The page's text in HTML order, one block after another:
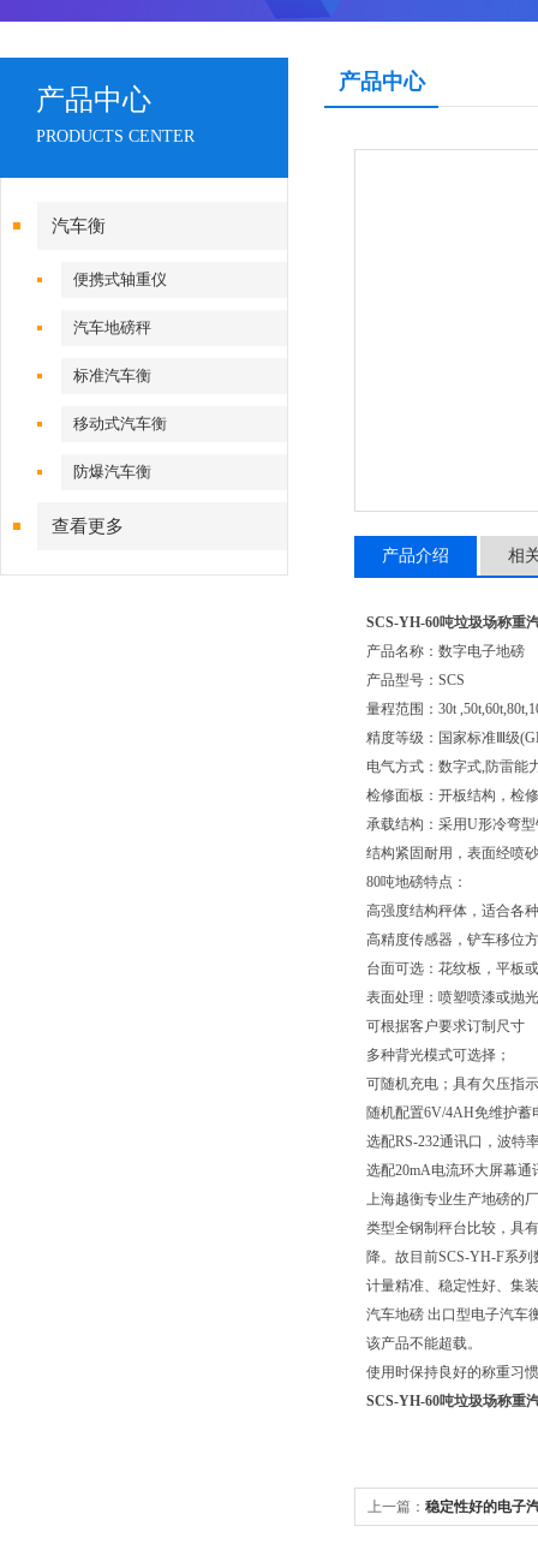
产品中心
PRODUCTS CENTER
汽车衡
便携式轴重仪
汽车地磅秤
标准汽车衡
移动式汽车衡
防爆汽车衡
查看更多
产品中心
产品介绍 相
SCS-YH-60吨垃圾场称重
产品名称：数字电子地磅
产品型号：SCS
量程范围：30t
精度等级：国家标准Ⅲ级
电气方式：数字式,防雷能
检修面板：开板结构，检
承载结构：采用U形冷弯
结构紧固耐用，表面经喷
80吨地磅特点：
高强度结构秤体，适合各
高精度传感器，铲车移位
台面可选：花纹板，平板
表面处理：喷塑喷漆或抛
可根据客户要求订制尺寸
多种背光模式可选择；
可随机充电；具有欠压指
随机配置6V/4AH免维护蓄
选配RS-232通讯口，波特
选配20mA电流环大屏幕通
上海越衡专业生产地磅的
类型全钢制秤台比较，具
降。故目前SCS-YH-F系
计量精准、稳定性好、集
汽车地磅 出口型电子汽车
该产品不能超载。
使用时保持良好的称重习
SCS-YH-60吨垃圾场称重
上一篇： 稳定性好的电子